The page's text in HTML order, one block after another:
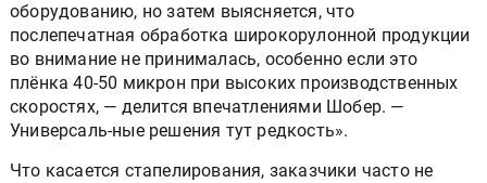
оборудованию, но затем выясняется, что
послепечатная обработка широкорулонной продукции
во внимание не принималась, особенно если это
плёнка 40-50 микрон при высоких производственных
скоростях, — делится впечатлениями Шобер. —
Универсаль-ные решения тут редкость».
Что касается стапелирования, заказчики часто не